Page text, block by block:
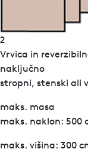
2
Vrvica in
naključno
stropni, stenski ali
maks. masa
maks. naklon: 500
maks. višina: 300